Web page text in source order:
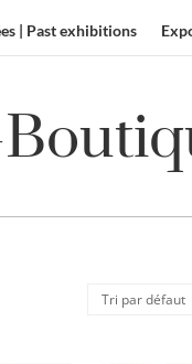
| Past exhibitions